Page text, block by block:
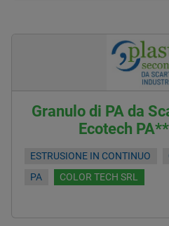
Granulo di PA da
Ecotech
ESTRUSIONE IN CONTINUO
PA
COLOR TECH SRL